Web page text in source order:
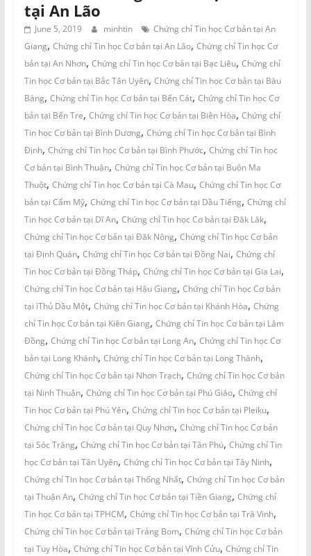
tại An Lão
June 5, 2019 minhtin
Chứng chỉ Tin học Cơ bản tại An
Giang, Chứng chỉ Tin học Cơ bản tại An Lão, Chứng chỉ Tin học Cơ
bản tại An Nhơn, Chứng chỉ Tin học Cơ bản tại Bạc Liêu, Chứng chỉ
Tin học Cơ bản tại Bắc Tân Uyên, Chứng chỉ Tin học Cơ bản tại Bàu
Bàng, Chứng chỉ Tin học Cơ bản tại Bến Cát, Chứng chỉ Tin học Cơ
bản tại Bến Tre, Chứng chỉ Tin học Cơ bản tại Biên Hòa, Chứng chỉ
Tin học Cơ bản tại Bình Dương, Chứng chỉ Tin học Cơ bản tại Bình
Định, Chứng chỉ Tin học Cơ bản tại Bình Phước, Chứng chỉ Tin học
Cơ bản tại Bình Thuận, Chứng chỉ Tin học Cơ bản tại Buôn Ma
Thuột, Chứng chỉ Tin học Cơ bản tại Cà Mau, Chứng chỉ Tin học Cơ
bản tại Cẩm Mỹ, Chứng chỉ Tin học Cơ bản tại Dầu Tiếng, Chứng chỉ
Tin học Cơ bản tại Dĩ An, Chứng chỉ Tin học Cơ bản tại Đăk Lăk,
Chứng chỉ Tin học Cơ bản tại Đăk Nông, Chứng chỉ Tin học Cơ bản
tại Định Quán, Chứng chỉ Tin học Cơ bản tại Đồng Nai, Chứng chỉ
Tin học Cơ bản tại Đồng Tháp, Chứng chỉ Tin học Cơ bản tại Gia Lai,
Chứng chỉ Tin học Cơ bản tại Hậu Giang, Chứng chỉ Tin học Cơ bản
tại ìThủ Dầu Một, Chứng chỉ Tin học Cơ bản tại Khánh Hòa, Chứng
chỉ Tin học Cơ bản tại Kiên Giang, Chứng chỉ Tin học Cơ bản tại Lâm
Đồng, Chứng chỉ Tin học Cơ bản tại Long An, Chứng chỉ Tin học Cơ
bản tại Long Khánh, Chứng chỉ Tin học Cơ bản tại Long Thành,
Chứng chỉ Tin học Cơ bản tại Nhơn Trạch, Chứng chỉ Tin học Cơ bản
tại Ninh Thuận, Chứng chỉ Tin học Cơ bản tại Phú Giáo, Chứng chỉ
Tin học Cơ bản tại Phú Yên, Chứng chỉ Tin học Cơ bản tại Pleiku,
Chứng chỉ Tin học Cơ bản tại Quy Nhơn, Chứng chỉ Tin học Cơ bản
tại Sóc Trăng, Chứng chỉ Tin học Cơ bản tại Tân Phú, Chứng chỉ Tin
học Cơ bản tại Tân Uyên, Chứng chỉ Tin học Cơ bản tại Tây Ninh,
Chứng chỉ Tin học Cơ bản tại Thống Nhất, Chứng chỉ Tin học Cơ bản
tại Thuận An, Chứng chỉ Tin học Cơ bản tại Tiền Giang, Chứng chỉ
Tin học Cơ bản tại TPHCM, Chứng chỉ Tin học Cơ bản tại Trà Vinh,
Chứng chỉ Tin học Cơ bản tại Trảng Bom, Chứng chỉ Tin học Cơ bản
tại Tuy Hòa, Chứng chỉ Tin học Cơ bản tại Vĩnh Cửu, Chứng chỉ Tin